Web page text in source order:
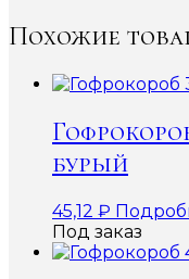
Похожие
бурый
45,12 ₽
Под заказ